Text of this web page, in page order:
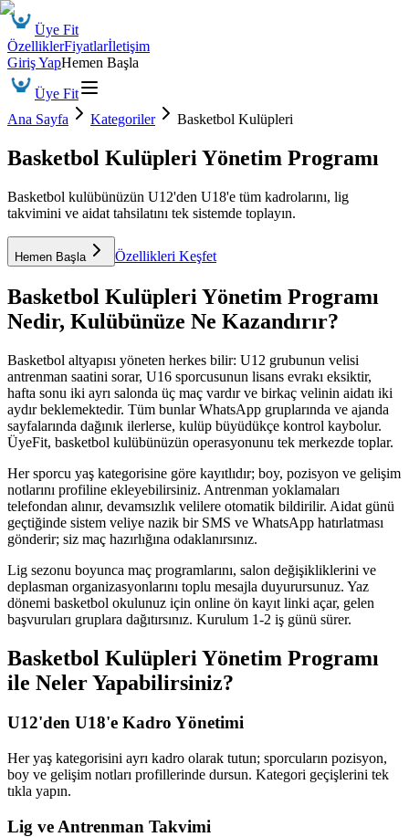
Üye Fit
ÖzelliklerFiyatlarİletişim
Giriş YapHemen Başla
Üye Fit
Ana Sayfa
Kategoriler Basketbol Kulüpleri
Basketbol Kulüpleri Yönetim Programı
Basketbol kulübünüzün U12'den U18'e tüm kadrolarını, lig
takvimini ve aidat tahsilatını tek sistemde toplayın.
Hemen Başla Özellikleri Keşfet
Basketbol Kulüpleri Yönetim Programı
Nedir, Kulübünüze Ne Kazandırır?
Basketbol altyapısı yöneten herkes bilir: U12 grubunun velisi
antrenman saatini sorar, U16 sporcusunun lisans evrakı eksiktir,
hafta sonu iki ayrı salonda üç maç vardır ve birkaç velinin aidatı iki
aydır beklemektedir. Tüm bunlar WhatsApp gruplarında ve ajanda
sayfalarında dağınık ilerlerse, kulüp büyüdükçe kontrol kaybolur.
ÜyeFit, basketbol kulübünüzün operasyonunu tek merkezde toplar.
Her sporcu yaş kategorisine göre kayıtlıdır; boy, pozisyon ve gelişim
notlarını profiline ekleyebilirsiniz. Antrenman yoklamaları
telefondan alınır, devamsızlık velilere otomatik bildirilir. Aidat günü
geçtiğinde sistem veliye nazik bir SMS ve WhatsApp hatırlatması
gönderir; siz maç hazırlığına odaklanırsınız.
Lig sezonu boyunca maç programlarını, salon değişikliklerini ve
deplasman organizasyonlarını toplu mesajla duyurursunuz. Yaz
dönemi basketbol okulunuz için online ön kayıt linki açar, gelen
başvuruları gruplara dağıtırsınız. Kurulum 1-2 iş günü sürer.
Basketbol Kulüpleri Yönetim Programı
ile Neler Yapabilirsiniz?
U12'den U18'e Kadro Yönetimi
Her yaş kategorisini ayrı kadro olarak tutun; sporcuların pozisyon,
boy ve gelişim notları profillerinde dursun. Kategori geçişlerini tek
tıkla yapın.
Lig ve Antrenman Takvimi